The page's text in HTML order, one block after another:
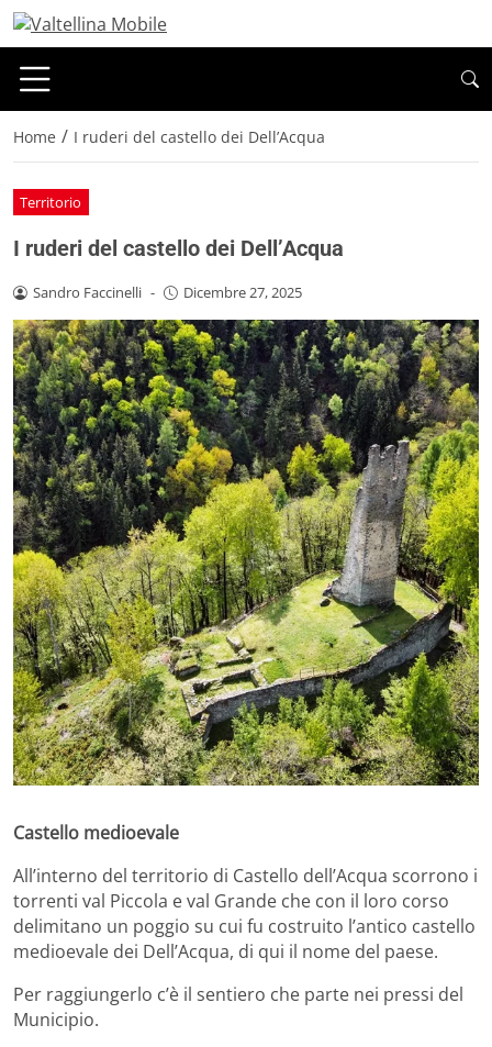
Home / I ruderi del castello dei Dell’Acqua
Territorio
I ruderi del castello dei Dell’Acqua
Sandro Faccinelli - Dicembre 27, 2025
Castello medioevale
All’interno del territorio di Castello dell’Acqua scorrono i
torrenti val Piccola e val Grande che con il loro corso
delimitano un poggio su cui fu costruito l’antico castello
medioevale dei Dell’Acqua, di qui il nome del paese.
Per raggiungerlo c’è il sentiero che parte nei pressi del
Municipio.